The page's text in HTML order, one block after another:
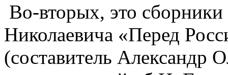
Во-вторых, это
Николаевича «Перед
(составитель Александр